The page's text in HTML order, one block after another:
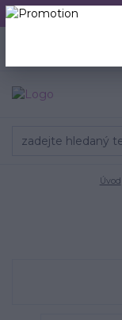
Aktuální
Úvod